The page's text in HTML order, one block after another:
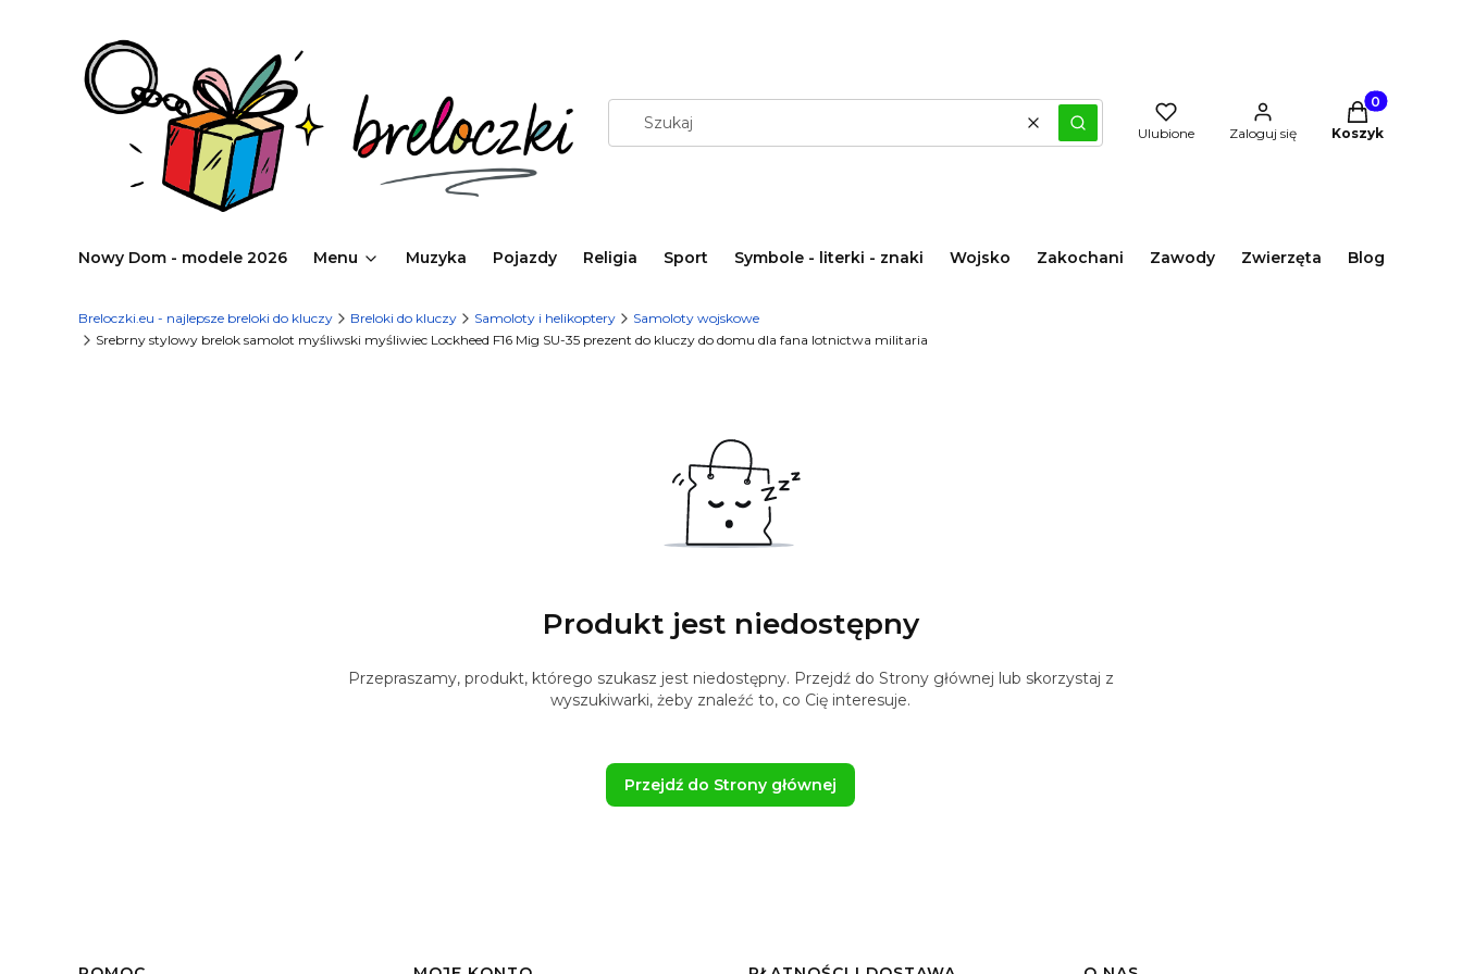
WyczyśćSzukaj Ulubione Zaloguj się
Produkty w
Koszyk
Nowy Dom - modele 2026 Menu Muzyka Pojazdy Religia Sport Symbole - literki - znaki Wojsko Zakochani Zawody Zwierzęta Blog
Breloczki.eu - najlepsze breloki do kluczy Breloki do kluczy Samoloty i helikoptery
Samoloty wojskowe
Srebrny stylowy brelok samolot myśliwski myśliwiec Lockheed F16 Mig SU-35 prezent do kluczy do domu dla fana lotnictwa militaria
Produkt jest niedostępny
Przepraszamy, produkt, którego szukasz jest niedostępny. Przejdź do Strony głównej lub skorzystaj z
wyszukiwarki, żeby znaleźć to, co Cię interesuje.
Przejdź do Strony głównej